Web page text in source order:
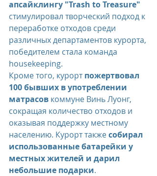
апсайклингу "Trash to Treasure"
стимулировал творческий подход к
переработке отходов среди
различных департаментов курорта,
победителем стала команда
housekeeping.
Кроме того, курорт пожертвовал
100 бывших в употреблении
матрасов коммуне Винь Луонг,
сокращая количество отходов и
оказывая поддержку местному
населению. Курорт также собирал
использованные батарейки у
местных жителей и дарил
небольшие подарки.